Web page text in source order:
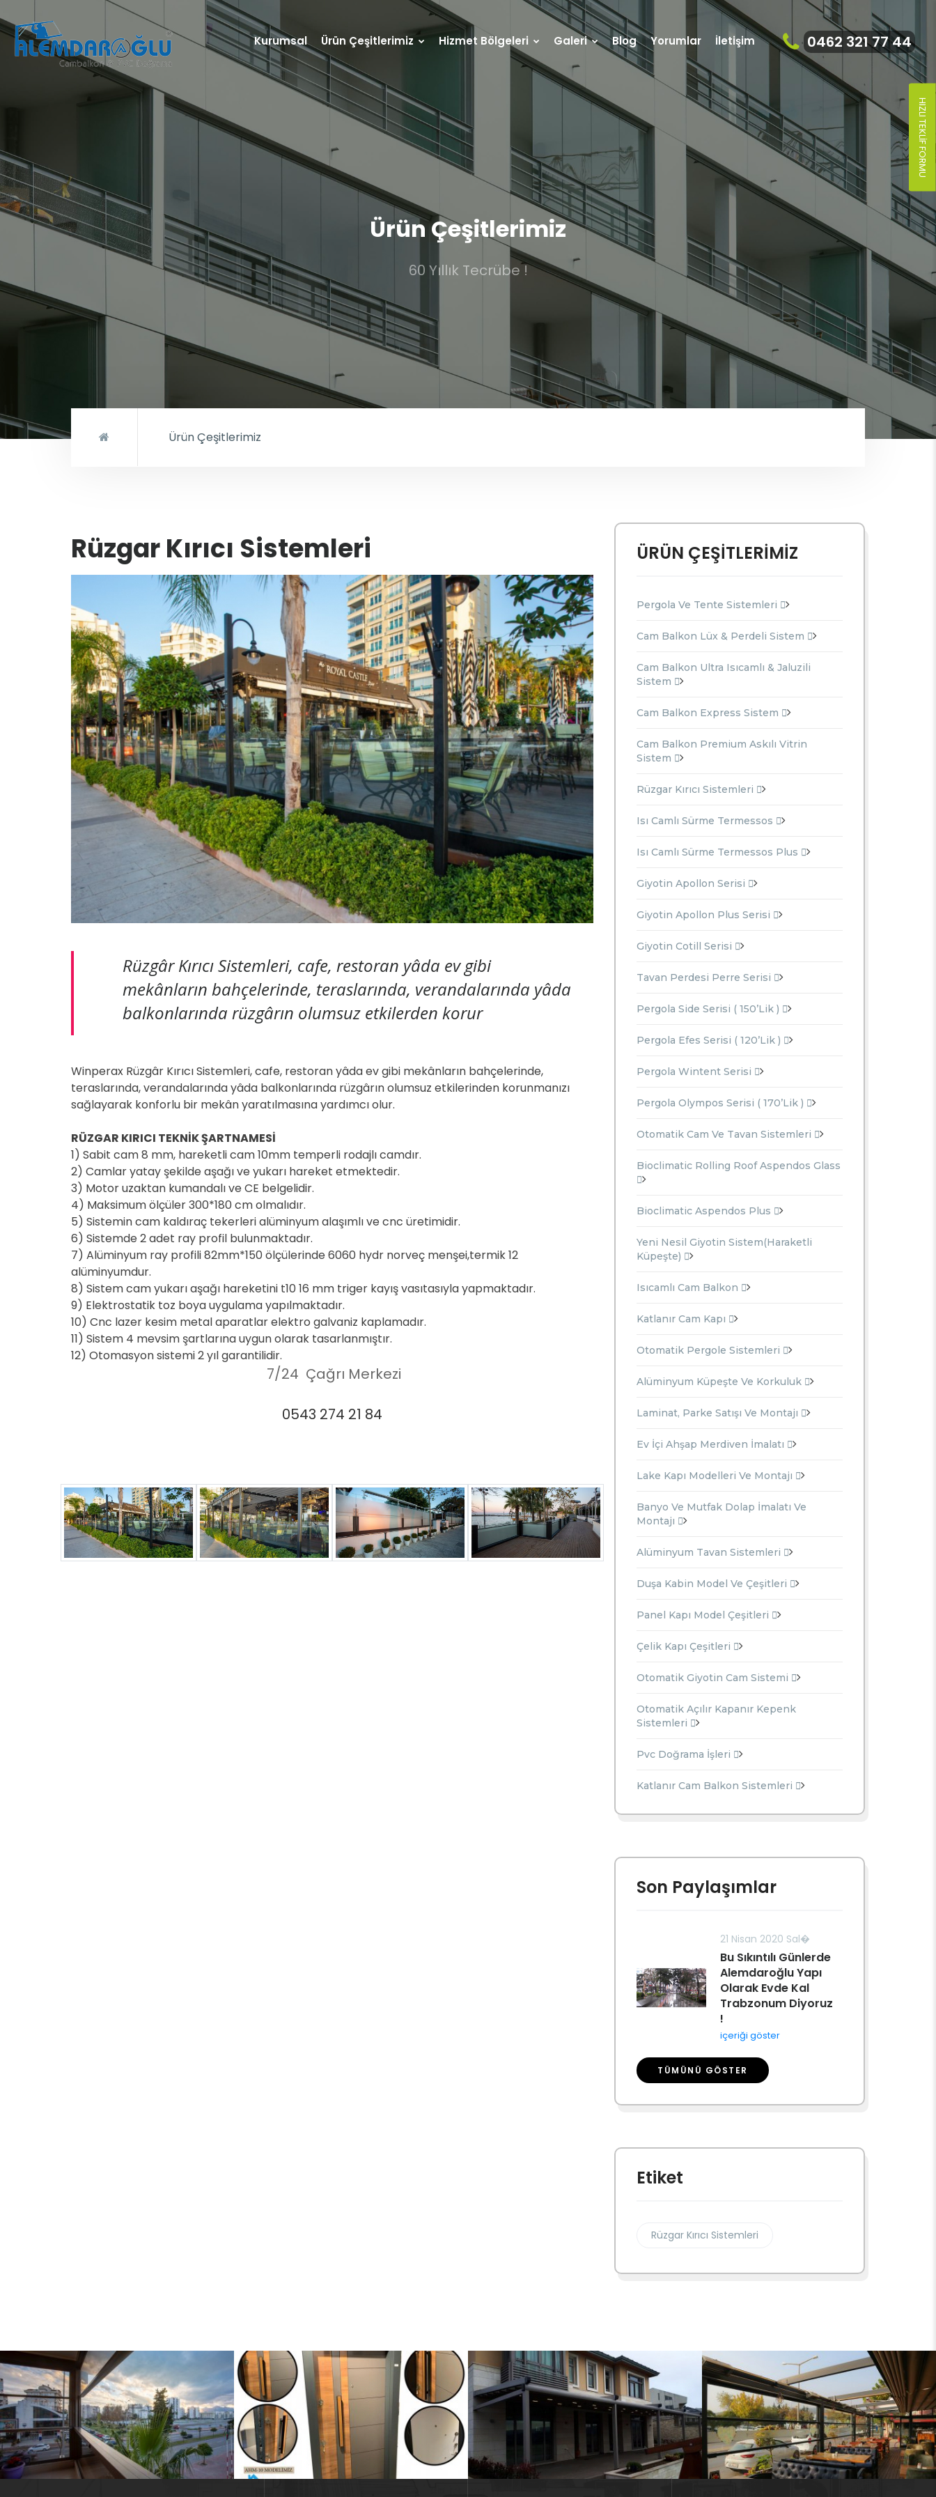
0462 321 77 44
Kurumsal Ürün Çeşitlerimiz Hizmet Bölgeleri Galeri Blog Yorumlar İletişim
Ürün Çeşitlerimiz
60 Yıllık Tecrübe !
Ürün Çeşitlerimiz
Rüzgar Kırıcı Sistemleri
Rüzgâr Kırıcı Sistemleri, cafe, restoran yâda ev gibi
mekânların bahçelerinde, teraslarında, verandalarında yâda
balkonlarında rüzgârın olumsuz etkilerden korur
Winperax Rüzgâr Kırıcı Sistemleri, cafe, restoran yâda ev gibi mekânların bahçelerinde,
teraslarında, verandalarında yâda balkonlarında rüzgârın olumsuz etkilerinden korunmanızı
sağlayarak konforlu bir mekân yaratılmasına yardımcı olur.
RÜZGAR KIRICI TEKNİK ŞARTNAMESİ
1) Sabit cam 8 mm, hareketli cam 10mm temperli rodajlı camdır.
2) Camlar yatay şekilde aşağı ve yukarı hareket etmektedir.
3) Motor uzaktan kumandalı ve CE belgelidir.
4) Maksimum ölçüler 300*180 cm olmalıdır.
5) Sistemin cam kaldıraç tekerleri alüminyum alaşımlı ve cnc üretimidir.
6) Sistemde 2 adet ray profil bulunmaktadır.
7) Alüminyum ray profili 82mm*150 ölçülerinde 6060 hydr norveç menşei,termik 12
alüminyumdur.
8) Sistem cam yukarı aşağı hareketini t10 16 mm triger kayış vasıtasıyla yapmaktadır.
9) Elektrostatik toz boya uygulama yapılmaktadır.
10) Cnc lazer kesim metal aparatlar elektro galvaniz kaplamadır.
11) Sistem 4 mevsim şartlarına uygun olarak tasarlanmıştır.
12) Otomasyon sistemi 2 yıl garantilidir.
7/24 Çağrı Merkezi
0543 274 21 84
ÜRÜN ÇEŞİTLERİMİZ
Pergola Ve Tente Sistemleri
Cam Balkon Lüx & Perdeli Sistem
Cam Balkon Ultra Isıcamlı & Jaluzili
Sistem
Cam Balkon Express Sistem
Cam Balkon Premium Askılı Vitrin
Sistem
Rüzgar Kırıcı Sistemleri
Isı Camlı Sürme Termessos
Isı Camlı Sürme Termessos Plus
Giyotin Apollon Serisi
Giyotin Apollon Plus Serisi
Giyotin Cotill Serisi
Tavan Perdesi Perre Serisi
Pergola Side Serisi ( 150’lik )
Pergola Efes Serisi ( 120’lik )
Pergola Wintent Serisi
Pergola Olympos Serisi ( 170’lik )
Otomatik Cam Ve Tavan Sistemleri
Bioclimatic Rolling Roof Aspendos Glass
Bioclimatic Aspendos Plus
Yeni Nesil Giyotin Sistem(Haraketli
Küpeşte)
Isıcamlı Cam Balkon
Katlanır Cam Kapı
Otomatik Pergole Sistemleri
Alüminyum Küpeşte Ve Korkuluk
Laminat, Parke Satışı Ve Montajı
Ev İçi Ahşap Merdiven İmalatı
Lake Kapı Modelleri Ve Montajı
Banyo Ve Mutfak Dolap İmalatı Ve
Montajı
Alüminyum Tavan Sistemleri
Duşa Kabin Model Ve Çeşitleri
Panel Kapı Model Çeşitleri
Çelik Kapı Çeşitleri
Otomatik Giyotin Cam Sistemi
Otomatik Açılır Kapanır Kepenk
Sistemleri
Pvc Doğrama İşleri
Katlanır Cam Balkon Sistemleri
Son Paylaşımlar
21 Nisan 2020 Sal�
Bu Sıkıntılı Günlerde
Alemdaroğlu Yapı
Olarak Evde Kal
Trabzonum Diyoruz
!
içeriği göster
TÜMÜNÜ GÖSTER
Etiket
Rüzgar Kırıcı Sistemleri
HIZLI TEKLIF FORMU